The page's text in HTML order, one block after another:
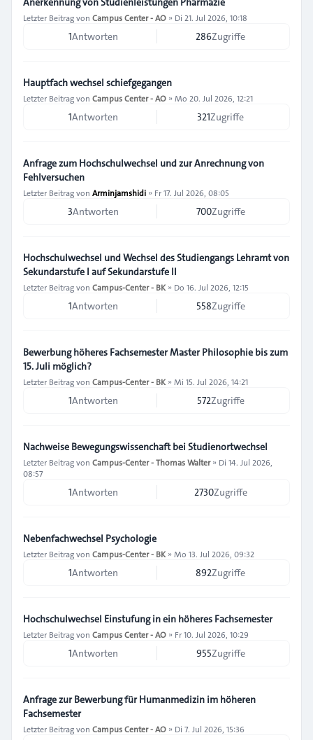
Letzter Beitrag von Campus Center - AO » Di 21. Jul 2026, 10:18
1Antworten 286Zugriffe
Hauptfach wechsel schiefgegangen
Letzter Beitrag von Campus Center - AO » Mo 20. Jul 2026, 12:21
1Antworten 321Zugriffe
Anfrage zum Hochschulwechsel und zur Anrechnung von
Fehlversuchen
Letzter Beitrag von Arminjamshidi » Fr 17. Jul 2026, 08:05
3Antworten 700Zugriffe
Hochschulwechsel und Wechsel des Studiengangs Lehramt von
Sekundarstufe I auf Sekundarstufe II
Letzter Beitrag von Campus-Center - BK» Do 16. Jul 2026, 12:15
1Antworten 558Zugriffe
Bewerbung höheres Fachsemester Master Philosophie bis zum
15. Juli möglich?
Letzter Beitrag von Campus-Center - BK» Mi 15. Jul 2026, 14:21
1Antworten 572Zugriffe
Nachweise Bewegungswissenchaft bei Studienortwechsel
Letzter Beitrag von Campus-Center - Thomas Walter» Di 14. Jul 2026,
08:57
1Antworten 2730Zugriffe
Nebenfachwechsel Psychologie
Letzter Beitrag von Campus-Center - BK» Mo 13. Jul 2026, 09:32
1Antworten 892Zugriffe
Hochschulwechsel Einstufung in ein höheres Fachsemester
Letzter Beitrag von Campus Center - AO » Fr 10. Jul 2026, 10:29
1Antworten 955Zugriffe
Anfrage zur Bewerbung für Humanmedizin im höheren
Fachsemester
Letzter Beitrag von Campus Center - AO » Di 7. Jul 2026, 15:36